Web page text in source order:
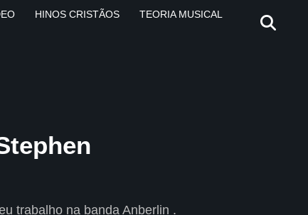
HINOS CRISTÃOS
TEORIA MUSICAL
trabalho na banda Anberlin .